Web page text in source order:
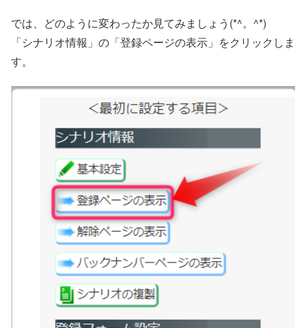
では、どのように変わったか見てみましょう(*^。^*)
「シナリオ情報」の「登録ページの表示」をクリックしま
す。